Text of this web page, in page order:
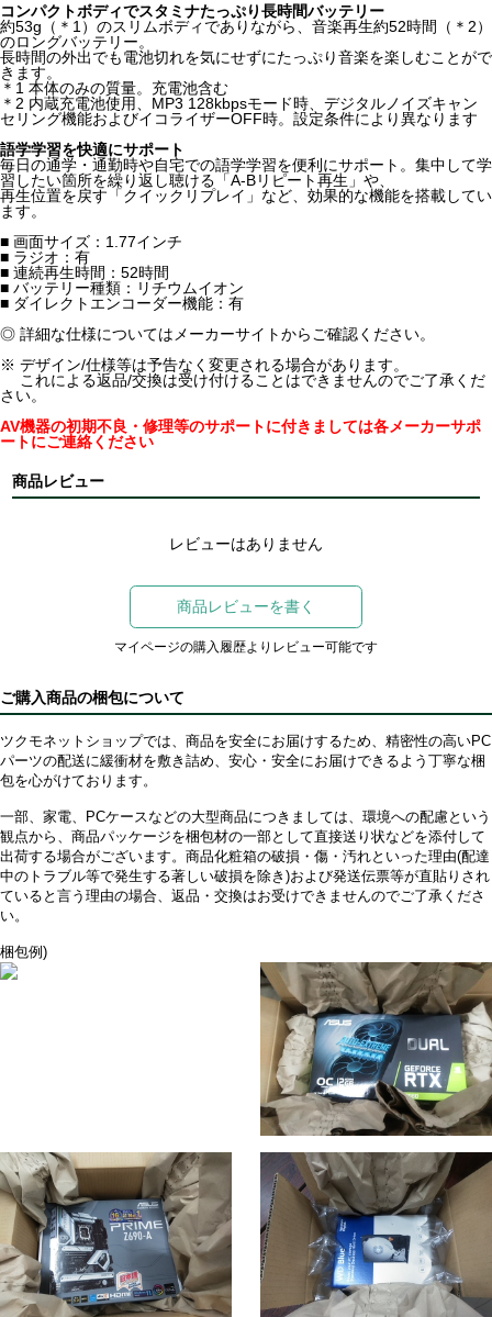
コンパクトボディでスタミナたっぷり長時間バッテリー
約53g（＊1）のスリムボディでありながら、音楽再生約52時間（＊2）
のロングバッテリー。
長時間の外出でも電池切れを気にせずにたっぷり音楽を楽しむことがで
きます。
＊1 本体のみの質量。充電池含む
＊2 内蔵充電池使用、MP3 128kbpsモード時、デジタルノイズキャン
セリング機能およびイコライザーOFF時。設定条件により異なります
語学学習を快適にサポート
毎日の通学・通勤時や自宅での語学学習を便利にサポート。集中して学
習したい箇所を繰り返し聴ける「A-Bリピート再生」や、
再生位置を戻す「クイックリプレイ」など、効果的な機能を搭載してい
ます。
■ 画面サイズ：1.77インチ
■ ラジオ：有
■ 連続再生時間：52時間
■ バッテリー種類：リチウムイオン
■ ダイレクトエンコーダー機能：有
◎ 詳細な仕様についてはメーカーサイトからご確認ください。
※ デザイン/仕様等は予告なく変更される場合があります。
これによる返品/交換は受け付けることはできませんのでご了承くだ
さい。
AV機器の初期不良・修理等のサポートに付きましては各メーカーサポ
ートにご連絡ください
商品レビュー
レビューはありません
商品レビューを書く
マイページの購入履歴よりレビュー可能です
ご購入商品の梱包について
ツクモネットショップでは、商品を安全にお届けするため、精密性の高いPC
パーツの配送に緩衝材を敷き詰め、安心・安全にお届けできるよう丁寧な梱
包を心がけております。
一部、家電、PCケースなどの大型商品につきましては、環境への配慮という
観点から、商品パッケージを梱包材の一部として直接送り状などを添付して
出荷する場合がございます。商品化粧箱の破損・傷・汚れといった理由(配達
中のトラブル等で発生する著しい破損を除き)および発送伝票等が直貼りされ
ていると言う理由の場合、返品・交換はお受けできませんのでご了承くださ
い。
梱包例)